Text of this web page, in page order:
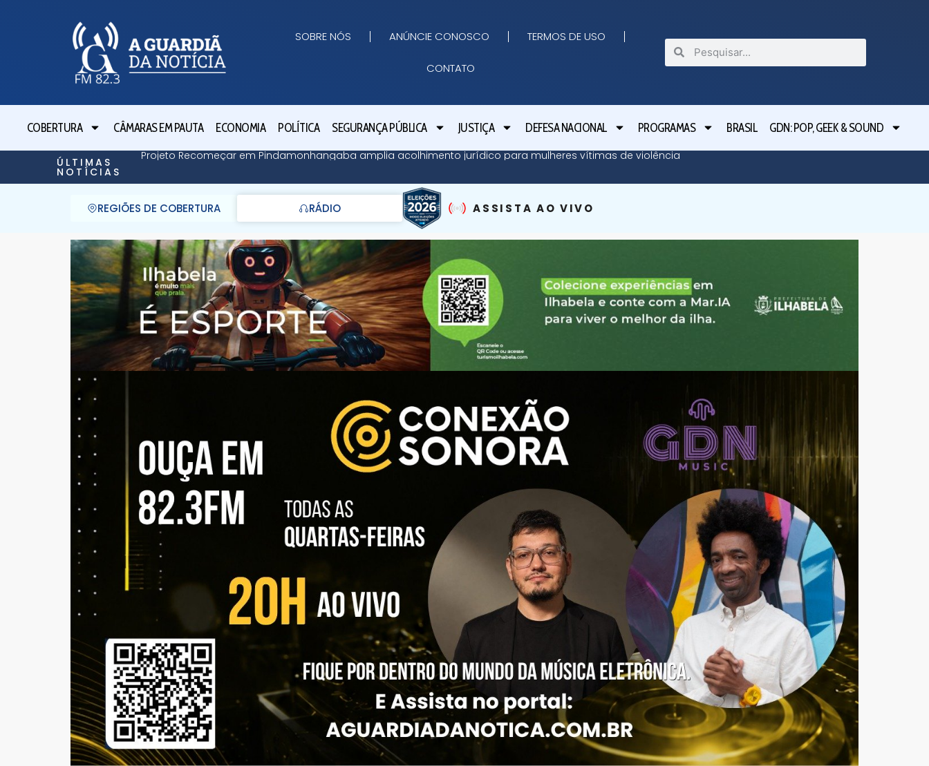
SOBRE NÓS ANÚNCIE CONOSCO TERMOS DE USO
CONTATO
COBERTURA CÂMARAS EM PAUTA ECONOMIA POLÍTICA SEGURANÇA PÚBLICA JUSTIÇA DEFESA NACIONAL PROGRAMAS BRASIL GDN: POP, GEEK & SOUND
ÚLTIMAS
NOTÍCIAS
Projeto Recomeçar em Pindamonhangaba amplia acolhimento jurídico para mulheres vítimas de violência
REGIÕES DE COBERTURA RÁDIO ASSISTA AO VIVO